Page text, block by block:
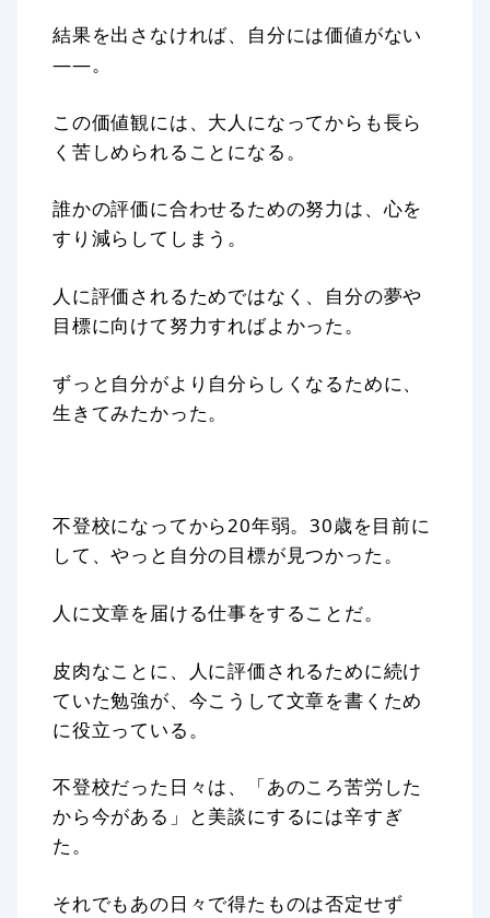
結果を出さなければ、自分には価値がない
――。
この価値観には、大人になってからも長ら
く苦しめられることになる。
誰かの評価に合わせるための努力は、心を
すり減らしてしまう。
人に評価されるためではなく、自分の夢や
目標に向けて努力すればよかった。
ずっと自分がより自分らしくなるために、
生きてみたかった。
不登校になってから20年弱。30歳を目前に
して、やっと自分の目標が見つかった。
人に文章を届ける仕事をすることだ。
皮肉なことに、人に評価されるために続け
ていた勉強が、今こうして文章を書くため
に役立っている。
不登校だった日々は、「あのころ苦労した
から今がある」と美談にするには辛すぎ
た。
それでもあの日々で得たものは否定せず